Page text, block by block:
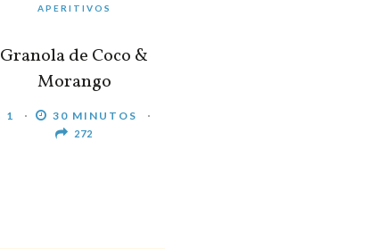
APERITIVOS
Granola de Coco &
Morango
1 30 MINUTOS
272